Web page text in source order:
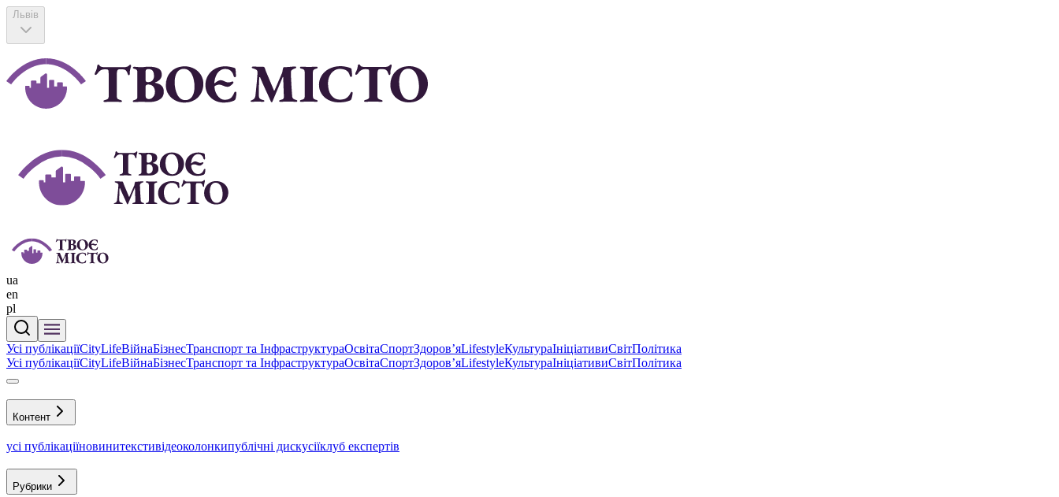
Львів
ua
en
pl
Усі публікаціїCityLifeВійнаБізнесТранспорт та ІнфраструктураОсвітаСпортЗдоровʼяLifestyleКультураІніціативиСвітПолітика
Усі публікаціїCityLifeВійнаБізнесТранспорт та ІнфраструктураОсвітаСпортЗдоровʼяLifestyleКультураІніціативиСвітПолітика
Контент
усі публікаціїновинитекстивідеоколонкипублічні дискусіїклуб експертів
Рубрики